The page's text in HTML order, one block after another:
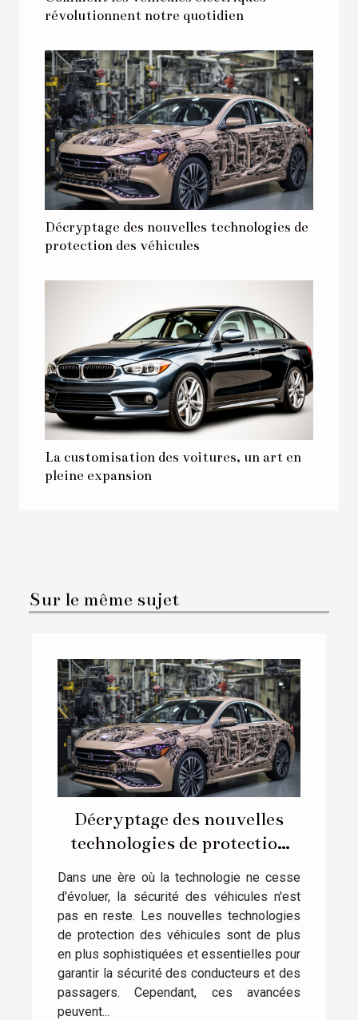
révolutionnent notre quotidien
Décryptage des nouvelles technologies de
protection des véhicules
La customisation des voitures, un art en
pleine expansion
Sur le même sujet
Décryptage des nouvelles
technologies de protection
des véhicules
Dans une ère où la technologie ne cesse
d'évoluer, la sécurité des véhicules n'est
pas en reste. Les nouvelles technologies
de protection des véhicules sont de plus
en plus sophistiquées et essentielles pour
garantir la sécurité des conducteurs et des
passagers. Cependant, ces avancées
peuvent...